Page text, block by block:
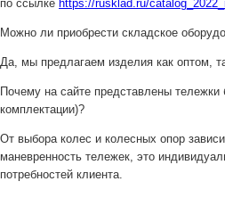
по ссылке https://rusklad.ru/
Можно ли приобрести складское
Да, мы предлагаем изделия как оптом,
Почему на сайте представлены тележки
комплектации)?
От выбора колес и колесных опор
маневренность тележек, это
потребностей клиента.